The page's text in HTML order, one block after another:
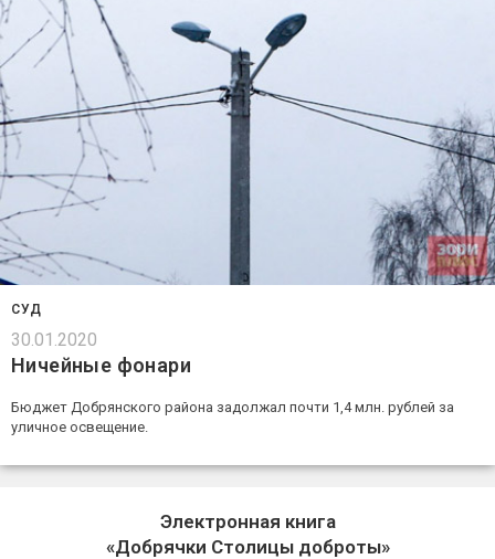
СУД
30.01.2020
Ничейные фонари
Бюджет Добрянского района задолжал почти 1,4 млн. рублей за
уличное освещение.
Электронная книга
«Добрячки Столицы доброты»